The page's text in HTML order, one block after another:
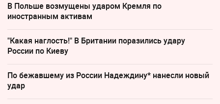
В Польше возмущены ударом Кремля по
иностранным активам
"Какая наглость!" В Британии поразились удару
России по Киеву
По бежавшему из России Надеждину* нанесли новый
удар